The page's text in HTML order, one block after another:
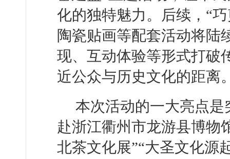
化的独特魅力。后续，“
陶瓷贴画等配套活动将陆
现、互动体验等形式打破
近公众与历史文化的距离
本次活动的一大亮点
赴浙江衢州市龙游县博
北茶文化展”“大圣文化